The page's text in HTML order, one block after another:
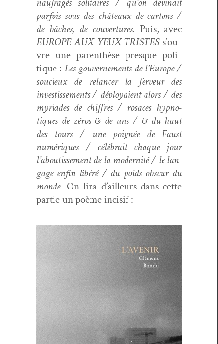
naufragés soli­taires / qu’on dev­inait
par­fois sous des châteaux de car­tons /
de bâch­es, de cou­ver­tures. Puis, avec
EUROPE AUX YEUX TRISTESs’ou­
vre une par­en­thèse presque poli­
tique : Les gou­verne­ments de l’Eu­rope /
soucieux de relancer la fer­veur des
investisse­ments / déploy­aient alors / des
myr­i­ades de chiffres / rosaces hyp­no­
tiques de zéros & de uns / & du haut
des tours / une poignée de Faust
numériques / célébrait chaque jour
l’aboutisse­ment de la moder­nité / le lan­
gage enfin libéré / du poids obscur du
monde. On lira d’ailleurs dans cette
par­tie un poème incisif :